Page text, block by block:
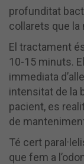
profunditat
collarets que la
El tractament
10-15 minuts.
immediata
intensitat de la
pacient, es
de
Té cert
que fem a